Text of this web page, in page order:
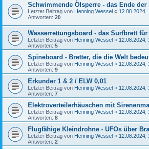
Schwimmende Ölsperre - das Ende der
Letzter Beitrag von Henning Wessel « 12.08.2024,
Antworten: 20
Wasserrettungsboard - das Surfbrett für
Letzter Beitrag von Henning Wessel « 12.08.2024,
Antworten: 5
Spineboard - Bretter, die die Welt
Letzter Beitrag von Henning Wessel « 12.08.2024,
Antworten: 9
Erkunder 1 & 2 / ELW 0,01
Letzter Beitrag von Henning Wessel « 12.08.2024,
Antworten: 7
Elektroverteilerhäuschen mit
Letzter Beitrag von Henning Wessel « 12.08.2024,
Antworten: 8
Flugfähige Kleindrohne - UFOs über
Letzter Beitrag von Henning Wessel « 12.08.2024,
Antworten: 2